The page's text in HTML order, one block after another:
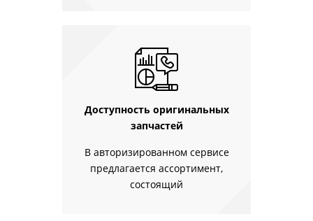
Доступность оригинальных
запчастей
В авторизированном сервисе
предлагается ассортимент,
состоящий